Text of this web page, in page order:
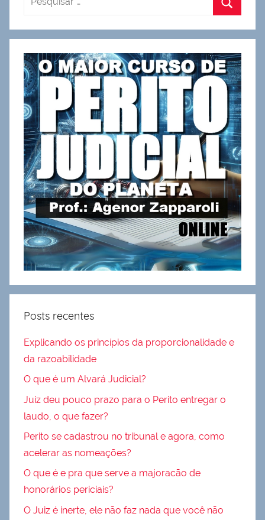
Posts recentes
Explicando os princípios da proporcionalidade e
da razoabilidade
O que é um Alvará Judicial?
Juiz deu pouco prazo para o Perito entregar o
laudo, o que fazer?
Perito se cadastrou no tribunal e agora, como
acelerar as nomeações?
O que é e pra que serve a majoracão de
honorários periciais?
O Juiz é inerte, ele não faz nada que você não